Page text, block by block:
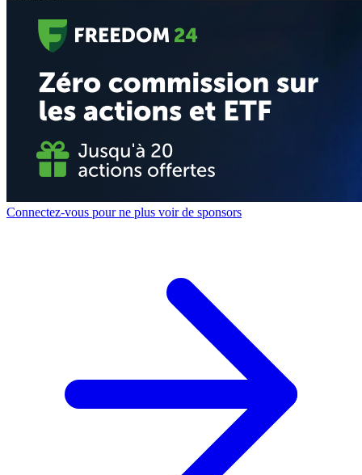
Connectez-vous pour ne plus voir de sponsors